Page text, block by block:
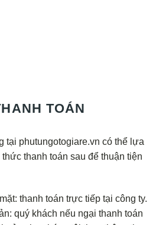
TOÁN
tại phutungotogiare.vn có thể lựa
thanh toán sau để thuận tiện
thanh toán trực tiếp tại công ty.
quý khách nếu ngại thanh toán